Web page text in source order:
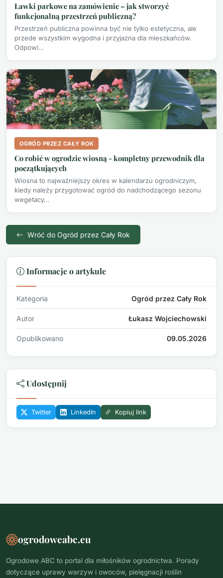
Ławki parkowe na zamówienie – jak stworzyć
funkcjonalną przestrzeń publiczną?
Przestrzeń publiczna powinna być nie tylko estetyczna, ale
przede wszystkim wygodna i przyjazna dla mieszkańców.
Odpowi…
OGRÓD PRZEZ CAŁY ROK
Co robić w ogrodzie wiosną - kompletny przewodnik dla
początkujących
Wiosna to najważniejszy okres w kalendarzu ogrodniczym,
kiedy należy przygotować ogród do nadchodzącego sezonu
wegetacy…
Wróć do Ogród przez Cały Rok
Informacje o artykule
Kategoria Ogród przez Cały Rok
Autor Łukasz Wojciechowski
Opublikowano 09.05.2026
Udostępnij
Twitter LinkedIn Kopiuj link
ogrodoweabc.eu
Ogrodowe ABC to portal dla miłośników ogrodnictwa. Porady
dotyczące uprawy warzyw i owoców, pielęgnacji roślin